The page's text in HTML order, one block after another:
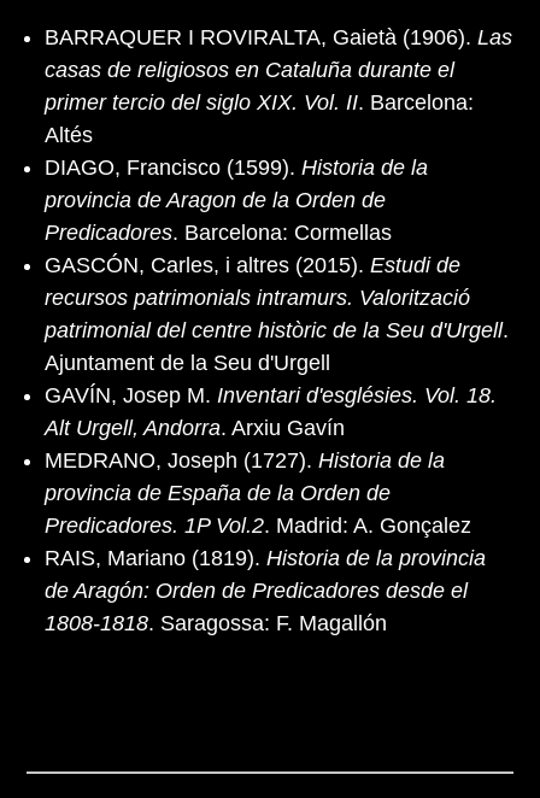
BARRAQUER I ROVIRALTA, Gaietà (1906). Las
casas de religiosos en Cataluña durante el
primer tercio del siglo XIX. Vol. II. Barcelona:
Altés
DIAGO, Francisco (1599). Historia de la
provincia de Aragon de la Orden de
Predicadores. Barcelona: Cormellas
GASCÓN, Carles, i altres (2015). Estudi de
recursos patrimonials intramurs. Valorització
patrimonial del centre històric de la Seu d'Urgell.
Ajuntament de la Seu d'Urgell
GAVÍN, Josep M. Inventari d'esglésies. Vol. 18.
Alt Urgell, Andorra. Arxiu Gavín
MEDRANO, Joseph (1727). Historia de la
provincia de España de la Orden de
Predicadores. 1P Vol.2. Madrid: A. Gonçalez
RAIS, Mariano (1819). Historia de la provincia
de Aragón: Orden de Predicadores desde el
1808-1818. Saragossa: F. Magallón